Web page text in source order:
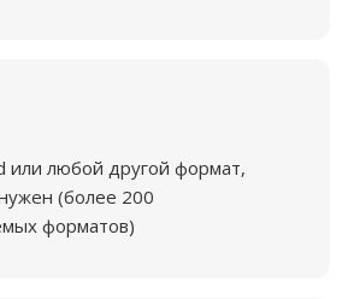
или любой другой формат,
(более 200
форматов)